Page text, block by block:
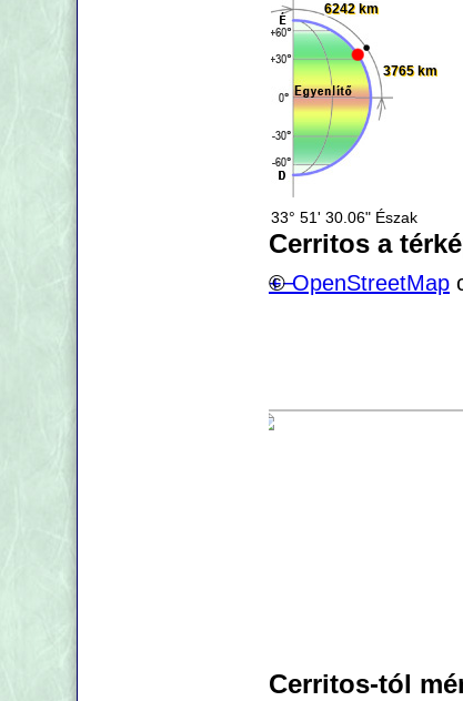
6242 km
3765 km
33° 51' 30.06" Észak
Cerritos a
+−
©OpenStreetMap
Cerritos-tól